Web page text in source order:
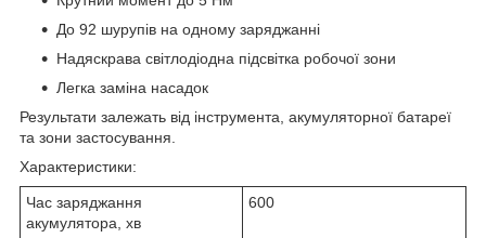
До 92 шурупів на одному заряджанні
Надяскрава світлодіодна підсвітка робочої зони
Легка заміна насадок
Результати залежать від інструмента, акумуляторної батареї
та зони застосування.
Характеристики:
Час заряджання
акумулятора, хв
600